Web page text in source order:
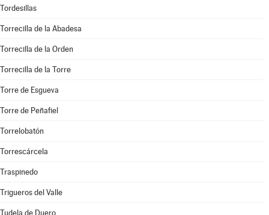
Tordesillas
Torrecilla de la Abadesa
Torrecilla de la Orden
Torrecilla de la Torre
Torre de Esgueva
Torre de Peñafiel
Torrelobatón
Torrescárcela
Traspinedo
Trigueros del Valle
Tudela de Duero